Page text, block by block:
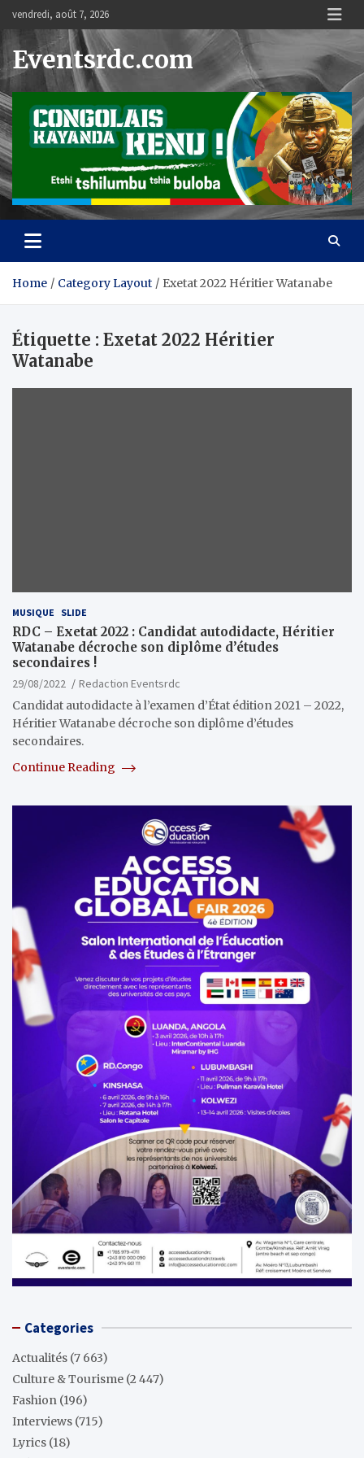
content
vendredi, août 7, 2026
Eventsrdc.com
Home Category Layout Exetat 2022 Héritier Watanabe
Étiquette : Exetat 2022 Héritier
Watanabe
MUSIQUE SLIDE
RDC – Exetat 2022 : Candidat autodidacte, Héritier
Watanabe décroche son diplôme d’études
secondaires !
29/08/2022
Redaction Eventsrdc
Candidat autodidacte à l’examen d’État édition 2021 – 2022,
Héritier Watanabe décroche son diplôme d’études
secondaires.
Continue Reading
Categories
Actualités (7 663)
Culture & Tourisme (2 447)
Fashion (196)
Interviews (715)
Lyrics (18)